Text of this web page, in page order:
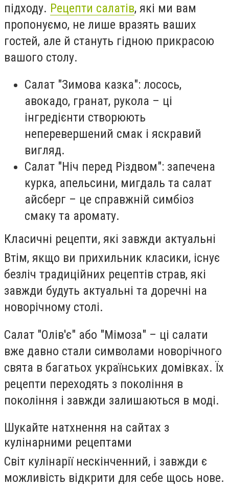
підходу. Рецепти салатів, які ми вам
пропонуємо, не лише вразять ваших
гостей, але й стануть гідною прикрасою
вашого столу.
Салат "Зимова казка": лосось,
авокадо, гранат, рукола – ці
інгредієнти створюють
неперевершений смак і яскравий
вигляд.
Салат "Ніч перед Різдвом": запечена
курка, апельсини, мигдаль та салат
айсберг – це справжній симбіоз
смаку та аромату.
Класичні рецепти, які завжди актуальні
Втім, якщо ви прихильник класики, існує
безліч традиційних рецептів страв, які
завжди будуть актуальні та доречні на
новорічному столі.
Салат "Олів'є" або "Мімоза" – ці салати
вже давно стали символами новорічного
свята в багатьох українських домівках. Їх
рецепти переходять з покоління в
покоління і завжди залишаються в моді.
Шукайте натхнення на сайтах з
кулінарними рецептами
Світ кулінарії нескінченний, і завжди є
можливість відкрити для себе щось нове.